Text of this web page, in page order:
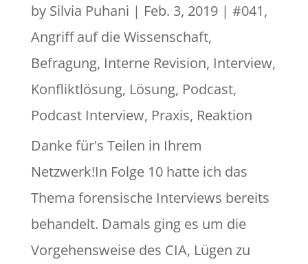
by Silvia Puhani | Feb. 3, 2019| #041,
Angriff auf die Wissenschaft,
Befragung, Interne Revision, Interview,
Konfliktlösung, Lösung, Podcast,
Podcast Interview, Praxis, Reaktion
Danke für's Teilen in Ihrem
Netzwerk!In Folge 10 hatte ich das
Thema forensische Interviews bereits
behandelt. Damals ging es um die
Vorgehensweise des CIA, Lügen zu